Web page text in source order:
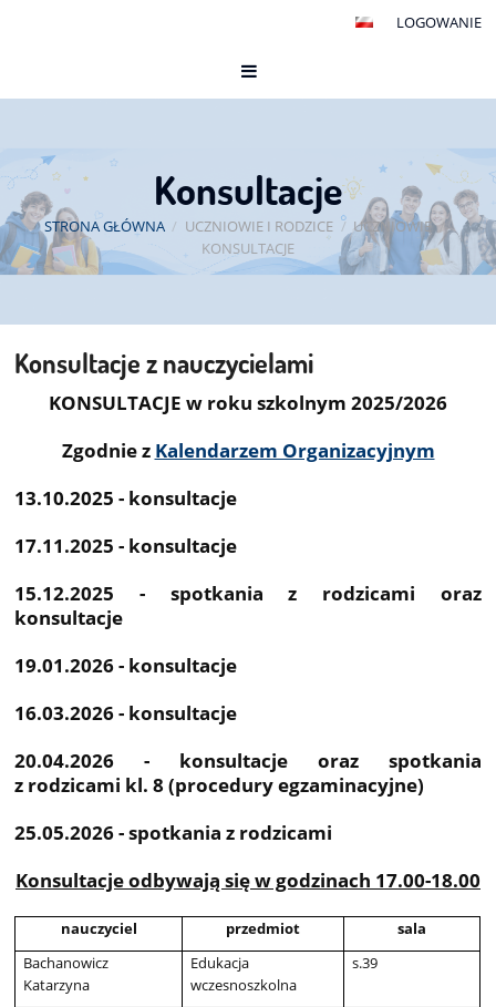
LOGOWANIE
Konsultacje
STRONA GŁÓWNA / UCZNIOWIE I RODZICE / UCZNIOWIE /
KONSULTACJE
Konsultacje
Konsultacje z nauczycielami
KONSULTACJE w roku szkolnym 2025/2026
Zgodnie z Kalendarzem Organizacyjnym
13.10.2025 - konsultacje
17.11.2025 - konsultacje
15.12.2025 - spotkania z rodzicami oraz
konsultacje
19.01.2026 - konsultacje
16.03.2026 - konsultacje
20.04.2026 - konsultacje oraz spotkania
z rodzicami kl. 8 (procedury egzaminacyjne)
25.05.2026 - spotkania z rodzicami
Konsultacje odbywają się w godzinach 17.00-18.00
nauczyciel przedmiot
sala
Bachanowicz
Katarzyna
Edukacja
wczesnoszkolna
s.39